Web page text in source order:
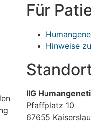
Für
Hinweise
IIG
Pfaffplatz 10
67655